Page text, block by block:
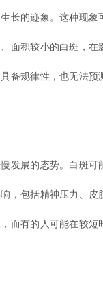
的迹象。这种现象
面积较小的白斑，在
备规律性，也无法预
展的态势。白斑可
，包括精神压力、皮
而有的人可能在较短